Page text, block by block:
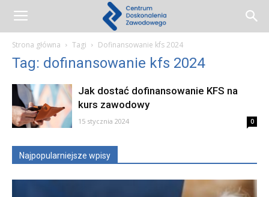
Centrum
Doskonalenia
Zawodowego
Strona główna Tagi Dofinansowanie kfs 2024
Tag: dofinansowanie kfs 2024
Jak dostać dofinansowanie KFS na
kurs zawodowy
15 stycznia 2024 0
Najpopularniejsze wpisy